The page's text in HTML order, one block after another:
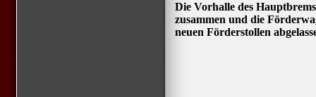
Die Vorhalle des
zusammen und die
neuen Förderstollen